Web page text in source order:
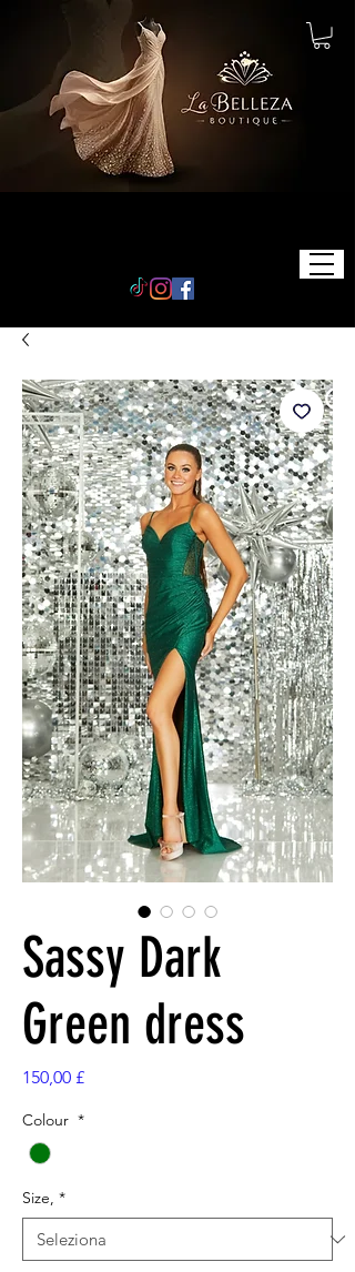
Sassy Dark
Green dress
150,00 £Prezzo
Colour *
Size, *